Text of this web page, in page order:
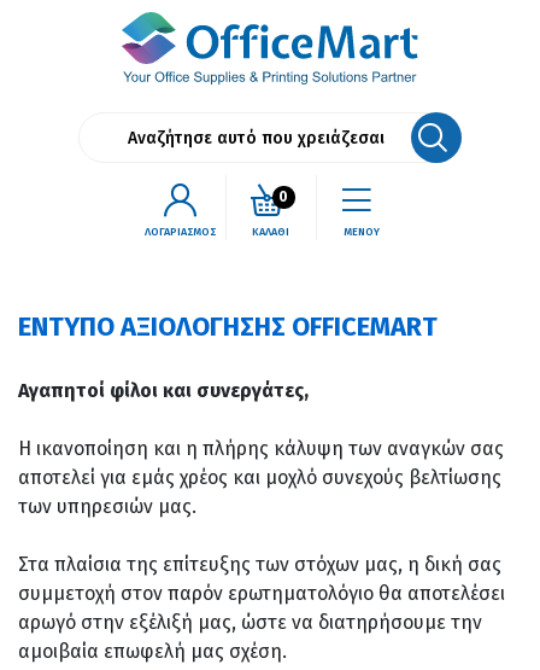
ΛΟΓΑΡΙΑΣΜΟΣ ΚΑΛΑΘΙ
0
ΜΕΝΟΥ
ΕΝΤΥΠΟ ΑΞΙΟΛΟΓΗΣΗΣ OFFICEMART
Αγαπητοί φίλοι και συνεργάτες,
Η ικανοποίηση και η πλήρης κάλυψη των αναγκών σας
αποτελεί για εμάς χρέος και μοχλό συνεχούς βελτίωσης
των υπηρεσιών μας.
Στα πλαίσια της επίτευξης των στόχων μας, η δική σας
συμμετοχή στον παρόν ερωτηματολόγιο θα αποτελέσει
αρωγό στην εξέλιξή μας, ώστε να διατηρήσουμε την
αμοιβαία επωφελή μας σχέση.